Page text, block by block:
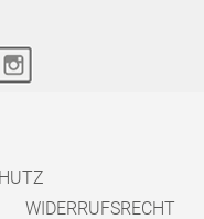
WIDERRUFSRECHT